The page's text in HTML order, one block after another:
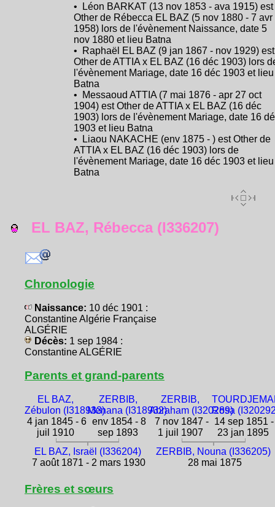
• Léon BARKAT (13 nov 1853 - ava 1915) est
Other de Rébecca EL BAZ (5 nov 1880 - 7 avr
1958) lors de l'évènement Naissance, date 5
nov 1880 et lieu Batna
• Raphaël EL BAZ (9 jan 1867 - nov 1929) est
Other de ATTIA x EL BAZ (16 déc 1903) lors
l'évènement Mariage, date 16 déc 1903 et lieu
Batna
• Messaoud ATTIA (7 mai 1876 - apr 27 oct
1904) est Other de ATTIA x EL BAZ (16 déc
1903) lors de l'évènement Mariage, date 16
1903 et lieu Batna
• Liaou NAKACHE (env 1875 - ) est Other de
ATTIA x EL BAZ (16 déc 1903) lors de
l'évènement Mariage, date 16 déc 1903 et lieu
Batna
EL BAZ, Rébecca (I336207)
Chronologie
Naissance: 10 déc 1901 :
Constantine Algérie Française
ALGÉRIE
Décès: 1 sep 1984 :
Constantine ALGÉRIE
Parents et grand-parents
EL BAZ,
Zébulon (I318933)
4 jan 1845 - 6
juil 1910
ZERBIB,
Menana (I318932)
env 1854 - 8
sep 1893
ZERBIB,
Abraham (I320289)
7 nov 1847 -
1 juil 1907
Rosa
14 sep 1851 -
23 jan 1895
EL BAZ, Israël (I336204)
7 août 1871 - 2 mars 1930
ZERBIB, Nouna (I336205)
28 mai 1875
Frères et sœurs